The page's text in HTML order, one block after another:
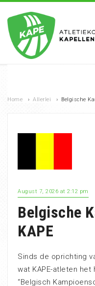
Home › Allerlei › Belgische
August 7, 2026 at 2:12 pm
Belgische
KAPE
Sinds de oprichting
wat KAPE-atleten
“Belgisch